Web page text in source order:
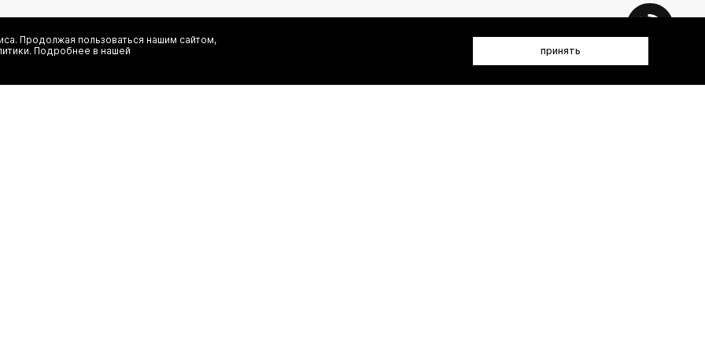
Я даю согласие на сбор, обработку и хранение моих персональных данных (имя, email, телефон) для получения рекламных и
Продолжая пользоваться нашим сайтом,
Подробнее в нашей
принять